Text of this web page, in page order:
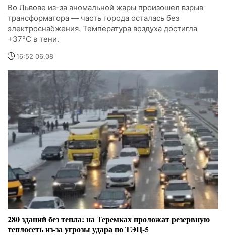
Во Львове из-за аномальной жары произошел взрыв
трансформатора — часть города осталась без
электроснабжения. Температура воздуха достигла
+37°C в тени.
16:52 06.08
280 зданий без тепла: на Теремках проложат резервную
теплосеть из-за угрозы удара по ТЭЦ-5